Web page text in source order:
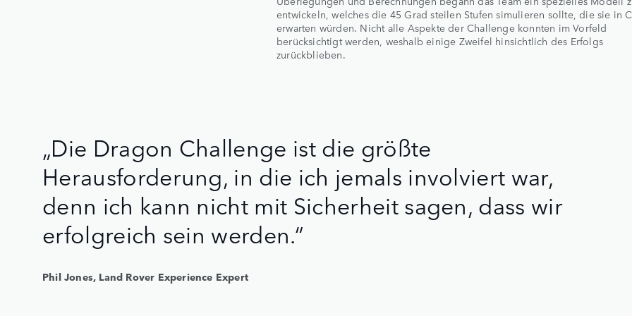
entwickeln, welches die 45 Grad steilen Stufen simulieren sollte, die sie in
erwarten würden. Nicht alle Aspekte der Challenge konnten im Vorfeld
berücksichtigt werden, weshalb einige Zweifel hinsichtlich des Erfolgs
zurückblieben.
„Die Dragon Challenge ist die größte
Herausforderung, in die ich jemals involviert war,
denn ich kann nicht mit Sicherheit sagen, dass wir
erfolgreich sein werden.“
Phil Jones, Land Rover Experience Expert